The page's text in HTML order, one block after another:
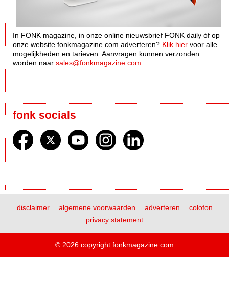
In FONK magazine, in onze online nieuwsbrief FONK daily óf op
onze website fonkmagazine.com adverteren? Klik hier voor alle
mogelijkheden en tarieven. Aanvragen kunnen verzonden
worden naar sales@fonkmagazine.com
fonk socials
disclaimer algemene voorwaarden adverteren
colofon
privacy statement
© 2026 copyright fonkmagazine.com